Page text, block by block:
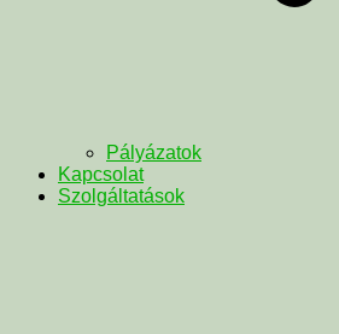
Pályázatok
Kapcsolat
Szolgáltatások